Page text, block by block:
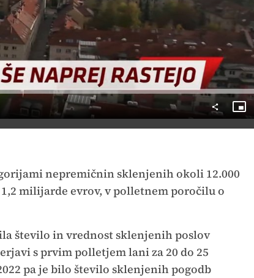
Predvajaj
Slika
v
sliki
nepremičnin sklenjenih okoli 12.000
milijarde evrov, v polletnem poročilu o
število in vrednost sklenjenih poslov
s prvim polletjem lani za 20 do 25
pa je bilo število sklenjenih pogodb